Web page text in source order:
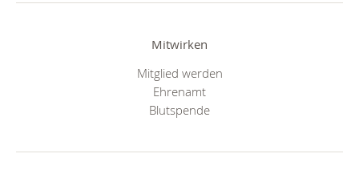
Mitwirken
Mitglied werden
Ehrenamt
Blutspende